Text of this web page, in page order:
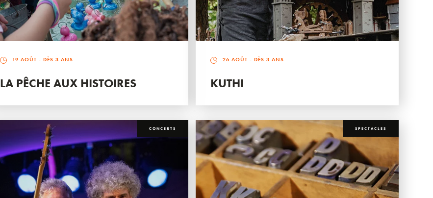
19 AOÛT - DÈS 3 ANS
LA PÊCHE AUX HISTOIRES
26 AOÛT - DÈS 3 ANS
KUTHI
CONCERTS SPECTACLES